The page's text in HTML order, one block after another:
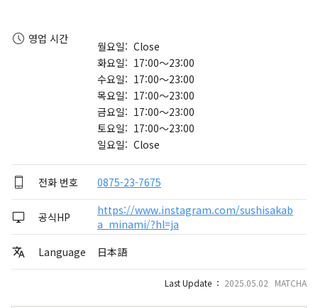
영업 시간
월요일: Close
화요일: 17:00～23:00
수요일: 17:00～23:00
목요일: 17:00～23:00
금요일: 17:00～23:00
토요일: 17:00～23:00
일요일: Close
전화 번호 0875-23-7675
공식HP
https://www.instagram.com/sushisakab
a_minami/?hl=ja
Language
日本語
Last Update ： 2025.05.02 MATCHA